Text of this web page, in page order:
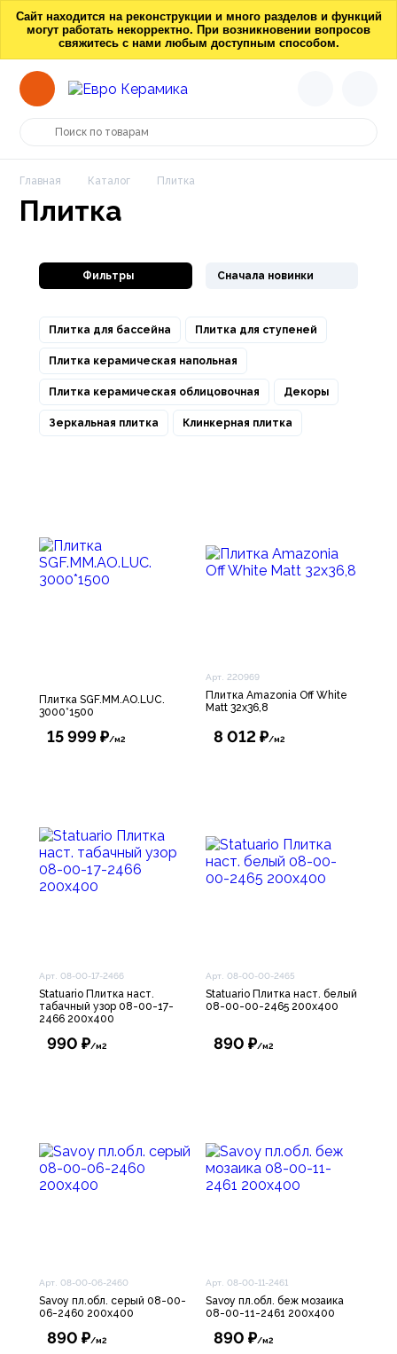
Сайт находится на реконструкции и много разделов и функций
могут работать некорректно. При возникновении вопросов
свяжитесь с нами любым доступным способом.
Главная Каталог Плитка
Плитка
Фильтры Сначала новинки
Плитка для бассейна Плитка для ступеней
Плитка керамическая напольная
Плитка керамическая облицовочная Декоры
Зеркальная плитка Клинкерная плитка
Плитка SGF.MM.AO.LUC.
3000*1500
15 999 ₽/м2
Арт. 220969
Плитка Amazonia Off White
Matt 32х36,8
8 012 ₽/м2
Арт. 08-00-17-2466
Statuario Плитка наст.
табачный узор 08-00-17-
2466 200х400
990 ₽/м2
Арт. 08-00-00-2465
Statuario Плитка наст. белый
08-00-00-2465 200х400
890 ₽/м2
Арт. 08-00-06-2460
Savoy пл.обл. серый 08-00-
06-2460 200х400
890 ₽/м2
Арт. 08-00-11-2461
Savoy пл.обл. беж мозаика
08-00-11-2461 200х400
890 ₽/м2